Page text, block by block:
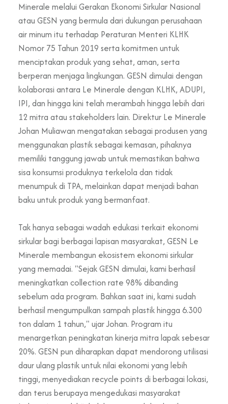
Minerale melalui Gerakan Ekonomi Sirkular Nasional
atau GESN yang bermula dari dukungan perusahaan
air minum itu terhadap Peraturan Menteri KLHK
Nomor 75 Tahun 2019 serta komitmen untuk
menciptakan produk yang sehat, aman, serta
berperan menjaga lingkungan. GESN dimulai dengan
kolaborasi antara Le Minerale dengan KLHK, ADUPI,
IPI, dan hingga kini telah merambah hingga lebih dari
12 mitra atau stakeholders lain. Direktur Le Minerale
Johan Muliawan mengatakan sebagai produsen yang
menggunakan plastik sebagai kemasan, pihaknya
memiliki tanggung jawab untuk memastikan bahwa
sisa konsumsi produknya terkelola dan tidak
menumpuk di TPA, melainkan dapat menjadi bahan
baku untuk produk yang bermanfaat.
Tak hanya sebagai wadah edukasi terkait ekonomi
sirkular bagi berbagai lapisan masyarakat, GESN Le
Minerale membangun ekosistem ekonomi sirkular
yang memadai. "Sejak GESN dimulai, kami berhasil
meningkatkan collection rate 98% dibanding
sebelum ada program. Bahkan saat ini, kami sudah
berhasil mengumpulkan sampah plastik hingga 6.300
ton dalam 1 tahun," ujar Johan. Program itu
menargetkan peningkatan kinerja mitra lapak sebesar
20%. GESN pun diharapkan dapat mendorong utilisasi
daur ulang plastik untuk nilai ekonomi yang lebih
tinggi, menyediakan recycle points di berbagai lokasi,
dan terus berupaya mengedukasi masyarakat